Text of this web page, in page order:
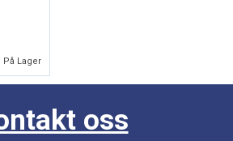
På Lager
oss